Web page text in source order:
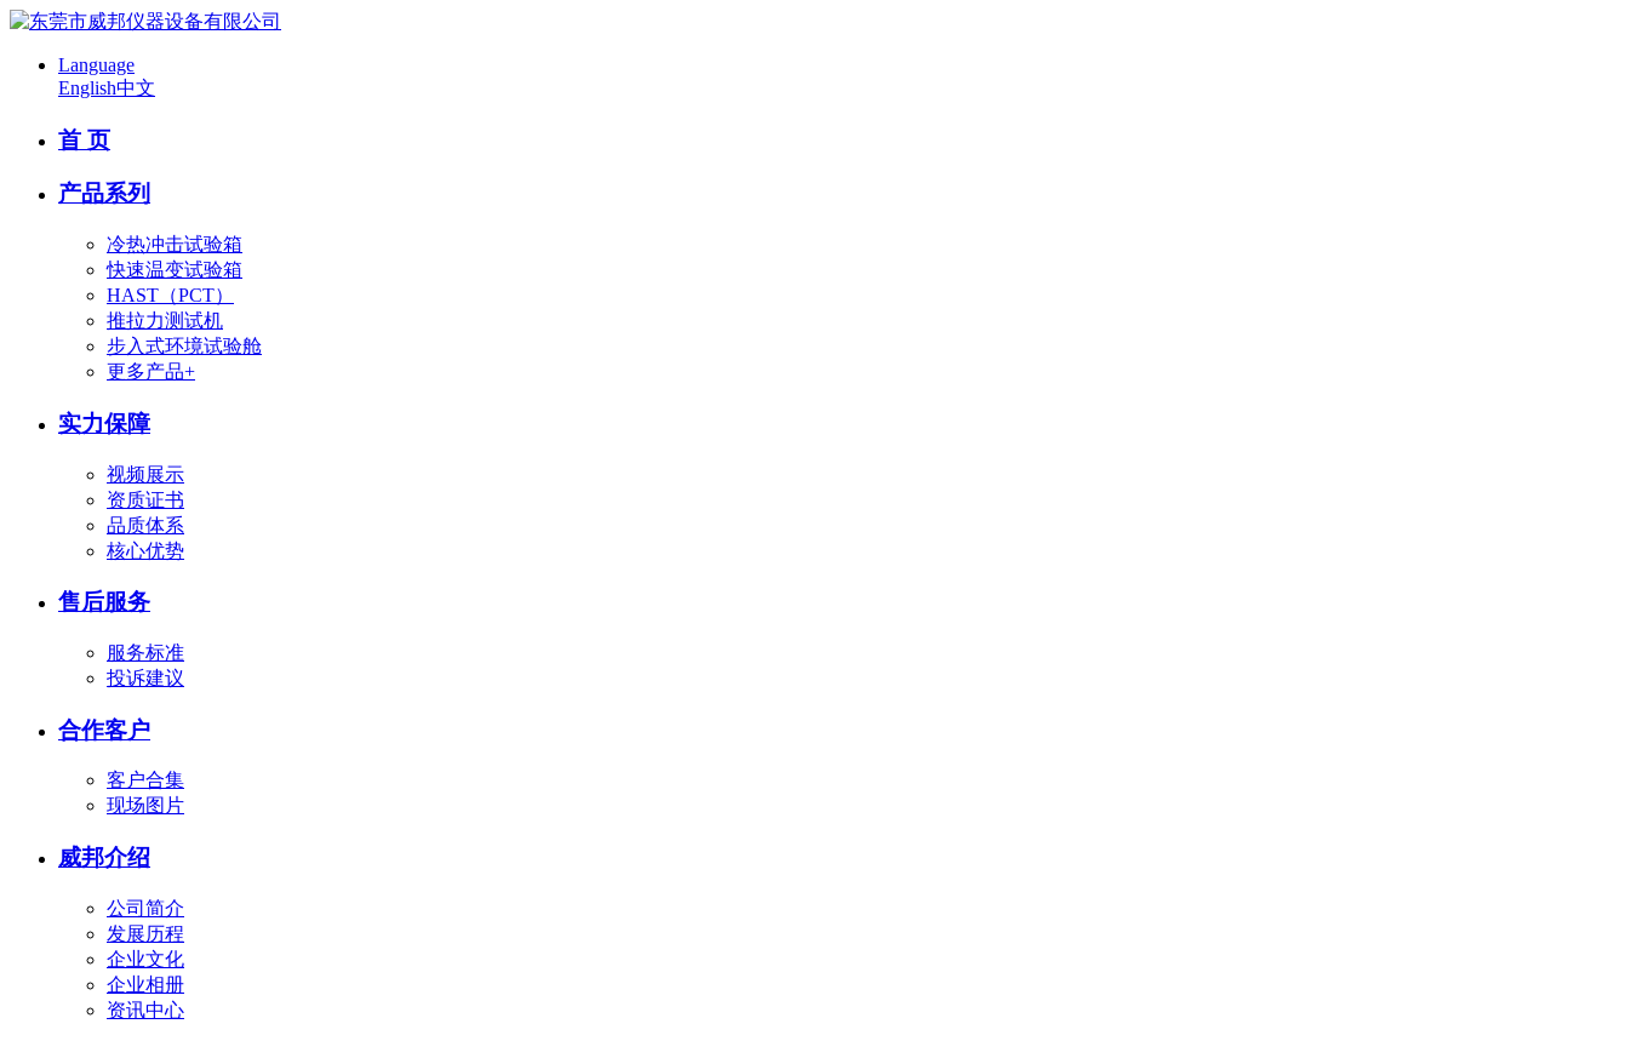
Language
English中文
首 页
产品系列
冷热冲击试验箱
快速温变试验箱
HAST（PCT）
推拉力测试机
步入式环境试验舱
更多产品+
实力保障
视频展示
资质证书
品质体系
核心优势
售后服务
服务标准
投诉建议
合作客户
客户合集
现场图片
威邦介绍
公司简介
发展历程
企业文化
企业相册
资讯中心